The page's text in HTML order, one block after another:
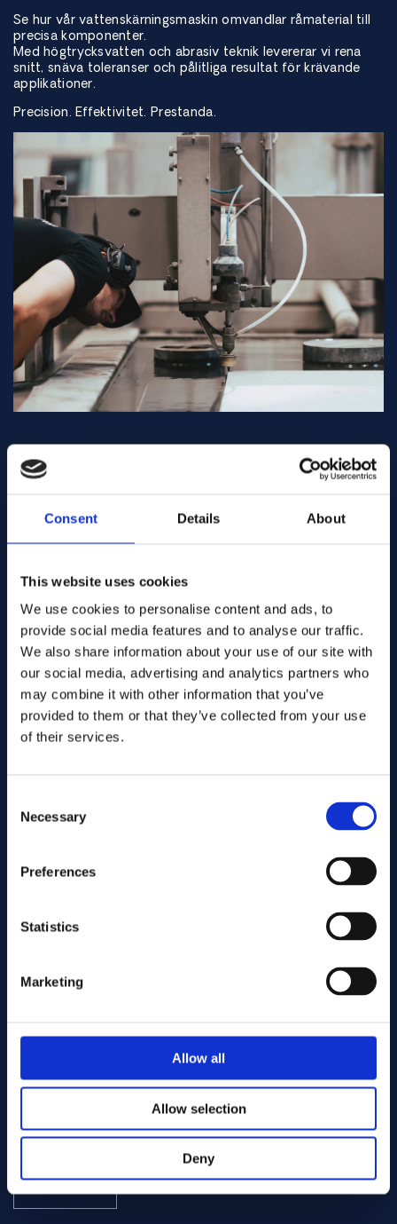
Consent Details About
This website uses cookies
We use cookies to personalise content and ads, to
provide social media features and to analyse our traffic.
We also share information about your use of our site with
our social media, advertising and analytics partners who
may combine it with other information that you’ve
provided to them or that they’ve collected from your use
of their services.
Selection
Necessary
Preferences
Statistics
Marketing
Allow all
Allow selection
Deny
Se hur vår vattenskärningsmaskin omvandlar råmaterial till
precisa komponenter.
Med högtrycksvatten och abrasiv teknik levererar vi rena
snitt, snäva toleranser och pålitliga resultat för krävande
applikationer.
Precision. Effektivitet. Prestanda.
Skicka den till oss så granskar våra specialister din förfrågan
fullskalig produktion är vi här för att hjälpa dig att komma
vidare snabbt.
Ditt för- och efternamn:
Telefonnummer: